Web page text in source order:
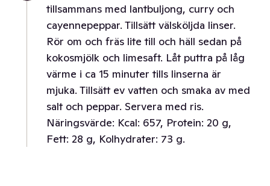
tillsammans med lantbuljong, curry och
cayennepeppar. Tillsätt välsköljda linser.
Rör om och fräs lite till och häll sedan på
kokosmjölk och limesaft. Låt puttra på låg
värme i ca 15 minuter tills linserna är
mjuka. Tillsätt ev vatten och smaka av med
salt och peppar. Servera med ris.
Näringsvärde: Kcal: 657, Protein: 20 g,
Fett: 28 g, Kolhydrater: 73 g.